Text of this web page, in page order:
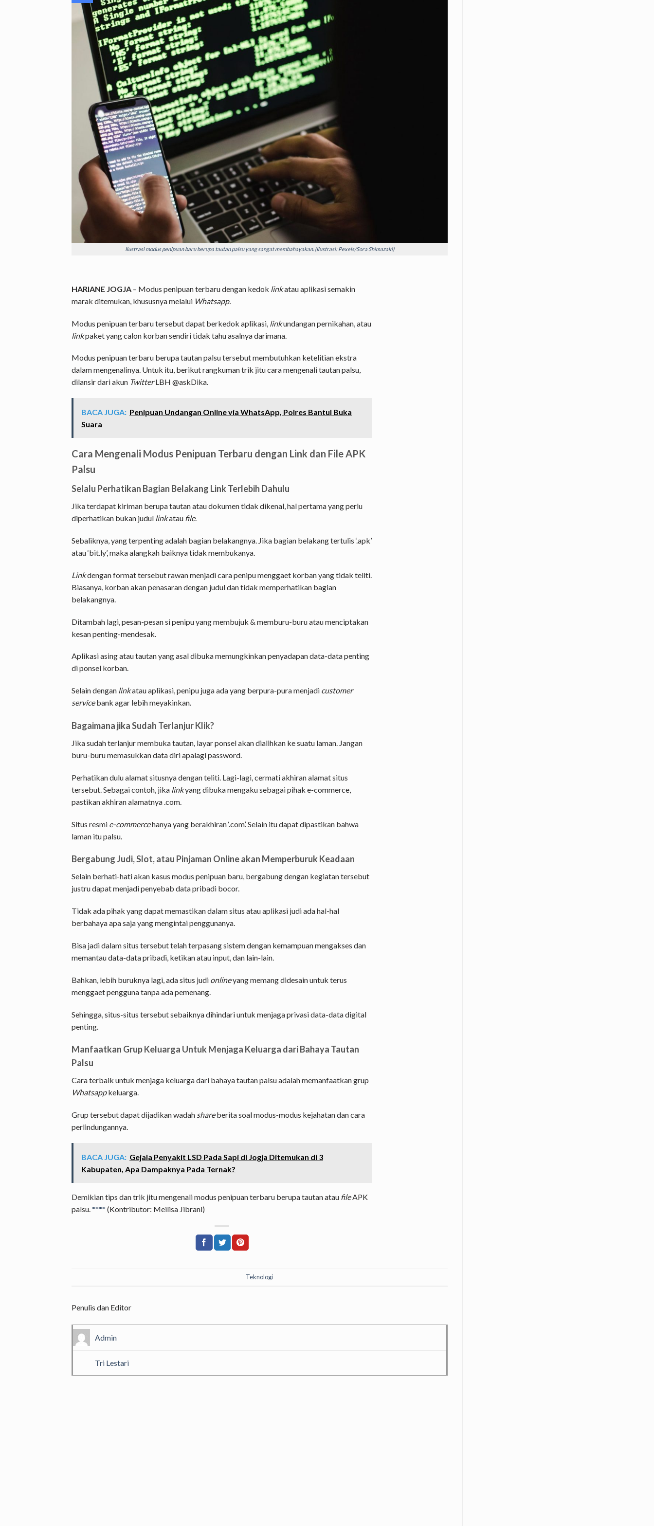
Ilustrasi modus penipuan baru berupa tautan palsu yang sangat membahayakan. (Ilustrasi: Pexels/Sora Shimazaki)
HARIANE JOGJA – Modus penipuan terbaru dengan kedok linkatau aplikasi semakin
marak ditemukan, khususnya melalui Whatsapp.
Modus penipuan terbaru tersebut dapat berkedok aplikasi, linkundangan pernikahan, atau
linkpaket yang calon korban sendiri tidak tahu asalnya darimana.
Modus penipuan terbaru berupa tautan palsu tersebut membutuhkan ketelitian ekstra
dalam mengenalinya. Untuk itu, berikut rangkuman trik jitu cara mengenali tautan palsu,
dilansir dari akun TwitterLBH @askDika.
BACA JUGA: Penipuan Undangan Online via WhatsApp, Polres Bantul Buka
Suara
Cara Mengenali Modus Penipuan Terbaru dengan Link dan File APK
Palsu
Selalu Perhatikan Bagian Belakang Link Terlebih Dahulu
Jika terdapat kiriman berupa tautan atau dokumen tidak dikenal, hal pertama yang perlu
diperhatikan bukan judul linkatau file.
Sebaliknya, yang terpenting adalah bagian belakangnya. Jika bagian belakang tertulis ‘.apk’
atau ‘bit.ly’, maka alangkah baiknya tidak membukanya.
Linkdengan format tersebut rawan menjadi cara penipu menggaet korban yang tidak teliti.
Biasanya, korban akan penasaran dengan judul dan tidak memperhatikan bagian
belakangnya.
Ditambah lagi, pesan-pesan si penipu yang membujuk & memburu-buru atau menciptakan
kesan penting-mendesak.
Aplikasi asing atau tautan yang asal dibuka memungkinkan penyadapan data-data penting
di ponsel korban.
Selain dengan linkatau aplikasi, penipu juga ada yang berpura-pura menjadi customer
servicebank agar lebih meyakinkan.
Bagaimana jika Sudah Terlanjur Klik?
Jika sudah terlanjur membuka tautan, layar ponsel akan dialihkan ke suatu laman. Jangan
buru-buru memasukkan data diri apalagi password.
Perhatikan dulu alamat situsnya dengan teliti. Lagi-lagi, cermati akhiran alamat situs
tersebut. Sebagai contoh, jika linkyang dibuka mengaku sebagai pihak e-commerce,
pastikan akhiran alamatnya .com.
Situs resmi e-commercehanya yang berakhiran ‘.com’. Selain itu dapat dipastikan bahwa
laman itu palsu.
Bergabung Judi, Slot, atau Pinjaman Online akan Memperburuk Keadaan
Selain berhati-hati akan kasus modus penipuan baru, bergabung dengan kegiatan tersebut
justru dapat menjadi penyebab data pribadi bocor.
Tidak ada pihak yang dapat memastikan dalam situs atau aplikasi judi ada hal-hal
berbahaya apa saja yang mengintai penggunanya.
Bisa jadi dalam situs tersebut telah terpasang sistem dengan kemampuan mengakses dan
memantau data-data pribadi, ketikan atau input, dan lain-lain.
Bahkan, lebih buruknya lagi, ada situs judi onlineyang memang didesain untuk terus
menggaet pengguna tanpa ada pemenang.
Sehingga, situs-situs tersebut sebaiknya dihindari untuk menjaga privasi data-data digital
penting.
Manfaatkan Grup Keluarga Untuk Menjaga Keluarga dari Bahaya Tautan
Palsu
Cara terbaik untuk menjaga keluarga dari bahaya tautan palsu adalah memanfaatkan grup
Whatsappkeluarga.
Grup tersebut dapat dijadikan wadah shareberita soal modus-modus kejahatan dan cara
perlindungannya.
BACA JUGA: Gejala Penyakit LSD Pada Sapi di Jogja Ditemukan di 3
Kabupaten, Apa Dampaknya Pada Ternak?
Demikian tips dan trik jitu mengenali modus penipuan terbaru berupa tautan atau fileAPK
palsu.**** (Kontributor: Meilisa Jibrani)
Teknologi
Penulis dan Editor
Admin
Tri Lestari